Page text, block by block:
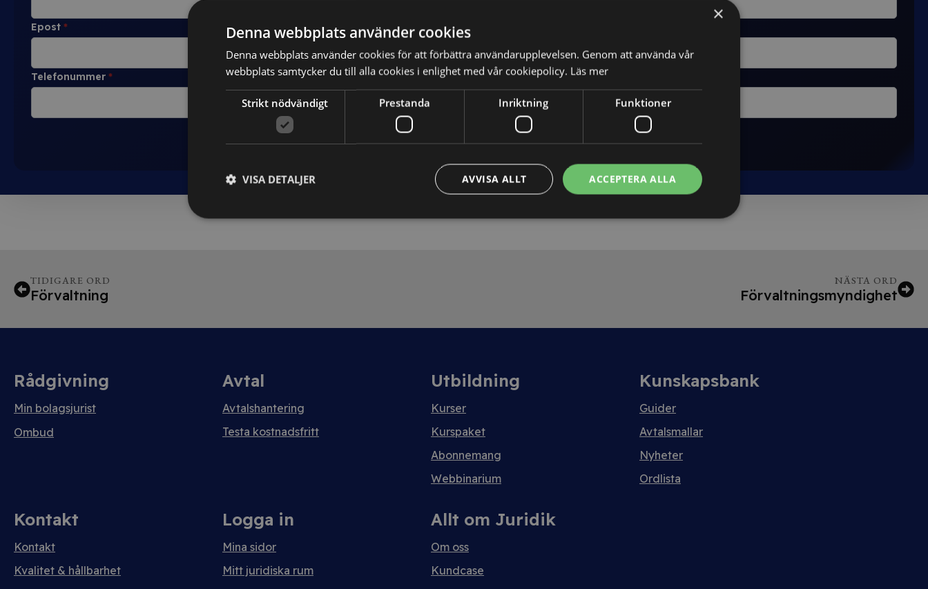
Epost *
Telefonummer *
TIDIGARE ORD
Förvaltning
NÄSTA ORD
Förvaltningsmyndighet
Rådgivning
Min bolagsjurist
Ombud
Avtal
Avtalshantering
Testa kostnadsfritt
Utbildning
Kurser
Kurspaket
Abonnemang
Webbinarium
Kunskapsbank
Guider
Avtalsmallar
Nyheter
Ordlista
Kontakt
Kontakt
Kvalitet & hållbarhet
Logga in
Mina sidor
Mitt juridiska rum
Allt om Juridik
Om oss
Kundcase
×
Denna webbplats använder cookies
Denna webbplats använder cookies för att förbättra användarupplevelsen. Genom att använda vår
webbplats samtycker du till alla cookies i enlighet med vår cookiepolicy. Läs mer
Strikt nödvändigt Prestanda Inriktning Funktioner
ACCEPTERA ALLA
AVVISA ALLT
VISA DETALJER